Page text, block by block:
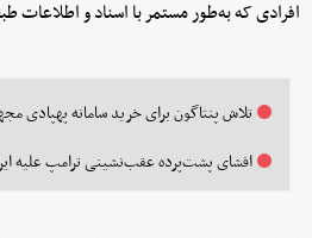
افرادی که به‌طور مستمر با اسناد و اطلاعات
تلاش پنتاگون برای خرید سامانه‌ پهپادی
افشای پشت‌پرده عقب‌نشینی ترامپ علیه